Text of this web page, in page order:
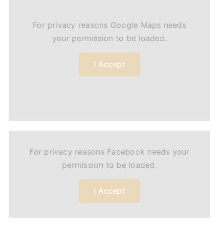
For privacy reasons Google Maps needs
your permission to be loaded.
I Accept
For privacy reasons Facebook needs your
permission to be loaded.
I Accept